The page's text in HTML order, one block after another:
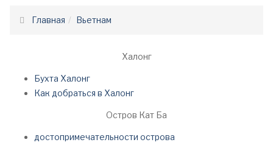
Главная Вьетнам
Халонг
Бухта Халонг
Как добраться в Халонг
Остров Кат Ба
достопримечательности острова